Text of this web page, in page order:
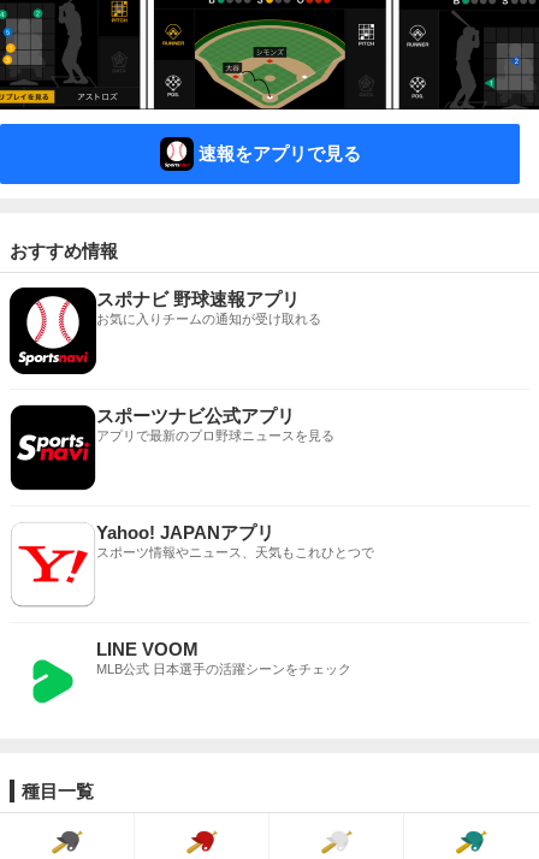
速報をアプリで見る
おすすめ情報
スポナビ 野球速報アプリ
お気に入りチームの通知が受け取れる
スポーツナビ公式アプリ
アプリで最新のプロ野球ニュースを見る
Yahoo! JAPANアプリ
スポーツ情報やニュース、天気もこれひとつで
LINE VOOM
MLB公式 日本選手の活躍シーンをチェック
種目一覧